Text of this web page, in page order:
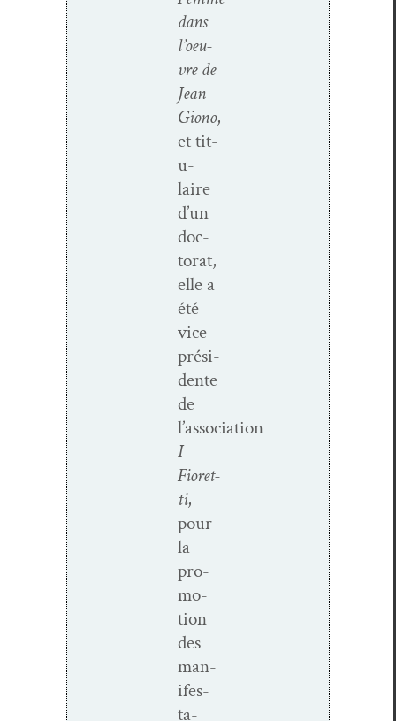
dans
l’oeu­
vre de
Jean
Giono,
et tit­
u­
laire
d’un
doc­
tor­at,
elle a
été
vice-
prési­­
dente
de
l’association
I
Fioret­
ti,
pour
la
pro­
mo­
tion
des
man­
i­fes­
ta­